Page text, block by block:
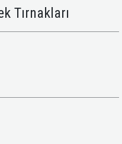
Tırnakları